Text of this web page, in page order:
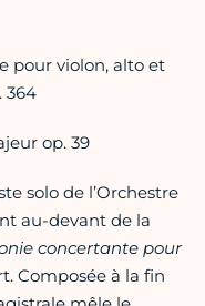
pour violon, alto et
364
op. 39
solo de l’Orchestre
au-devant de la
concertante pour
Composée à la fin